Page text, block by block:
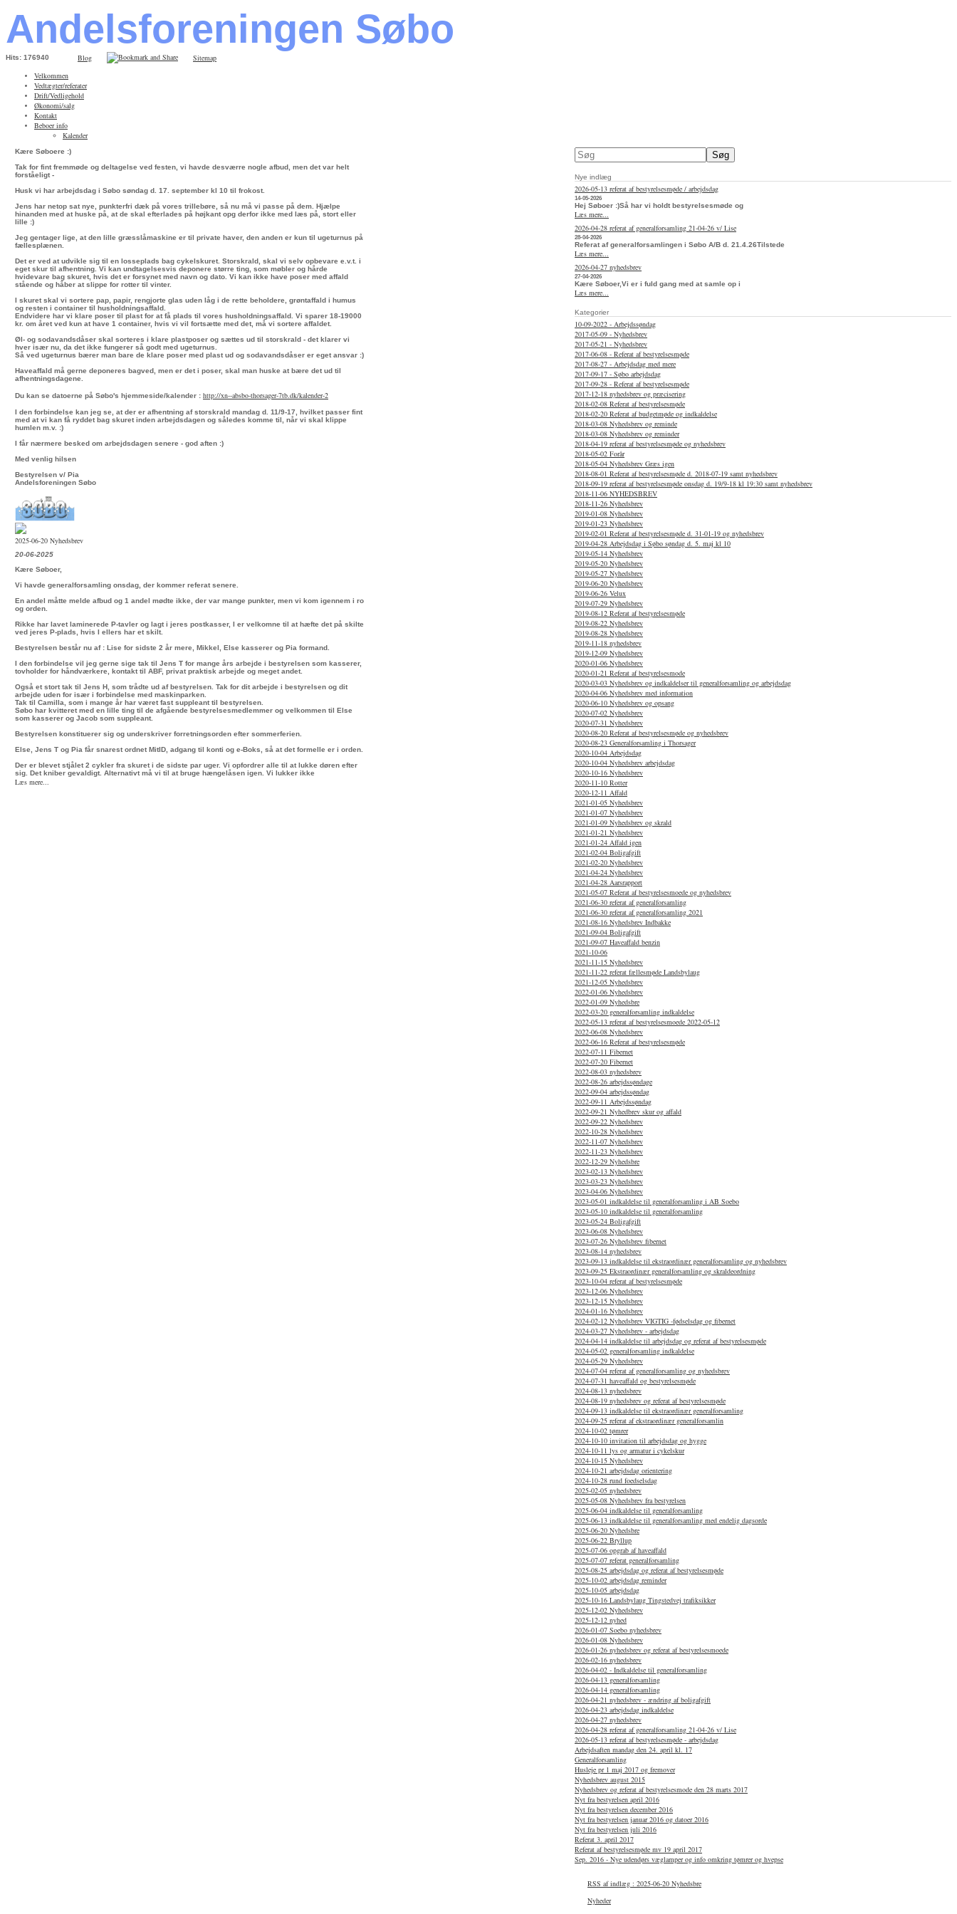
Andelsforeningen Søbo
Hits: 176940 Blog
Sitemap
Velkommen
Vedtægter/referater
Drift/Vedligehold
Økonomi/salg
Kontakt
Beboer info
Kalender
Kære Søboere :)
Tak for fint fremmøde og deltagelse ved festen, vi havde desværre nogle afbud, men det var helt
forståeligt -
Husk vi har arbejdsdag i Søbo søndag d. 17. september kl 10 til frokost.
Jens har netop sat nye, punkterfri dæk på vores trillebøre, så nu må vi passe på dem. Hjælpe
hinanden med at huske på, at de skal efterlades på højkant opg derfor ikke med læs på, stort eller
lille :)
Jeg gentager lige, at den lille græsslåmaskine er til private haver, den anden er kun til ugeturnus på
fællesplænen.
Det er ved at udvikle sig til en losseplads bag cykelskuret. Storskrald, skal vi selv opbevare e.v.t. i
eget skur til afhentning. Vi kan undtagelsesvis deponere større ting, som møbler og hårde
hvidevare bag skuret, hvis det er forsynet med navn og dato. Vi kan ikke have poser med affald
stående og håber at slippe for rotter til vinter.
I skuret skal vi sortere pap, papir, rengjorte glas uden låg i de rette beholdere, grøntaffald i humus
og resten i container til husholdningsaffald.
Endvidere har vi klare poser til plast for at få plads til vores husholdningsaffald. Vi sparer 18-19000
kr. om året ved kun at have 1 container, hvis vi vil fortsætte med det, må vi sortere affaldet.
Øl- og sodavandsdåser skal sorteres i klare plastposer og sættes ud til storskrald - det klarer vi
hver især nu, da det ikke fungerer så godt med ugeturnus.
Så ved ugeturnus bærer man bare de klare poser med plast ud og sodavandsdåser er eget ansvar :)
Haveaffald må gerne deponeres bagved, men er det i poser, skal man huske at bære det ud til
afhentningsdagene.
Du kan se datoerne på Søbo's hjemmeside/kalender : http://xn--absbo-thorsager-7tb.dk/kalender-2
I den forbindelse kan jeg se, at der er afhentning af storskrald mandag d. 11/9-17, hvilket passer fint
med at vi kan få ryddet bag skuret inden arbejdsdagen og således komme til, når vi skal klippe
humlen m.v. :)
I får nærmere besked om arbejdsdagen senere - god aften :)
Med venlig hilsen
Bestyrelsen v/ Pia
Andelsforeningen Søbo
2025-06-20 Nyhedsbrev
20-06-2025
Kære Søboer,
Vi havde generalforsamling onsdag, der kommer referat senere.
En andel måtte melde afbud og 1 andel mødte ikke, der var mange punkter, men vi kom igennem i ro
og orden.
Rikke har lavet laminerede P-tavler og lagt i jeres postkasser, I er velkomne til at hæfte det på skilte
ved jeres P-plads, hvis I ellers har et skilt.
Bestyrelsen består nu af : Lise for sidste 2 år mere, Mikkel, Else kasserer og Pia formand.
I den forbindelse vil jeg gerne sige tak til Jens T for mange års arbejde i bestyrelsen som kasserer,
tovholder for håndværkere, kontakt til ABF, privat praktisk arbejde og meget andet.
Også et stort tak til Jens H, som trådte ud af bestyrelsen. Tak for dit arbejde i bestyrelsen og dit
arbejde uden for især i forbindelse med maskinparken.
Tak til Camilla, som i mange år har været fast suppleant til bestyrelsen.
Søbo har kvitteret med en lille ting til de afgående bestyrelsesmedlemmer og velkommen til Else
som kasserer og Jacob som suppleant.
Bestyrelsen konstituerer sig og underskriver forretningsorden efter sommerferien.
Else, Jens T og Pia får snarest ordnet MitID, adgang til konti og e-Boks, så at det formelle er i orden.
Der er blevet stjålet 2 cykler fra skuret i de sidste par uger. Vi opfordrer alle til at lukke døren efter
sig. Det kniber gevaldigt. Alternativt må vi til at bruge hængelåsen igen. Vi lukker ikke
Læs mere...
Nye indlæg
2026-05-13 referat af bestyrelsesmøde / arbejdsdag
14-05-2026
Hej Søboer :)Så har vi holdt bestyrelsesmøde og
Læs mere...
2026-04-28 referat af generalforsamling 21-04-26 v/ Lise
28-04-2026
Referat af generalforsamlingen i Søbo A/B d. 21.4.26Tilstede
Læs mere...
2026-04-27 nyhedsbrev
27-04-2026
Kære Søboer,Vi er i fuld gang med at samle op i
Læs mere...
Kategorier
10-09-2022 - Arbejdssøndag
2017-05-09 - Nyhedsbrev
2017-05-21 - Nyhedsbrev
2017-06-08 - Referat af bestyrelsesmøde
2017-08-27 - Arbejdsdag med mere
2017-09-17 - Søbo arbejdsdag
2017-09-28 - Referat af bestyrelsesmøde
2017-12-18 nyhedsbrev og præcisering
2018-02-08 Referat af bestyrelsesmøde
2018-02-20 Referat af budgetmøde og indkaldelse
2018-03-08 Nyhedsbrev og reminde
2018-03-08 Nyhedsbrev og reminder
2018-04-19 referat af bestyrelsesmøde og nyhedsbrev
2018-05-02 Forår
2018-05-04 Nyhedsbrev Græs igen
2018-08-01 Referat af bestyrelsesmøde d. 2018-07-19 samt nyhedsbrev
2018-09-19 referat af bestyrelsesmøde onsdag d. 19/9-18 kl 19:30 samt nyhedsbrev
2018-11-06 NYHEDSBREV
2018-11-26 Nyhedsbrev
2019-01-08 Nyhedsbrev
2019-01-23 Nyhedsbrev
2019-02-01 Referat af bestyrelsesmøde d. 31-01-19 og nyhedsbrev
2019-04-28 Arbejdsdag i Søbo søndag d. 5. maj kl 10
2019-05-14 Nyhedsbrev
2019-05-20 Nyhedsbrev
2019-05-27 Nyhedsbrev
2019-06-20 Nyhedsbrev
2019-06-26 Velux
2019-07-29 Nyhedsbrev
2019-08-12 Referat af bestyrelsesmøde
2019-08-22 Nyhedsbrev
2019-08-28 Nyhedsbrev
2019-11-18 nyhedsbrev
2019-12-09 Nyhedsbrev
2020-01-06 Nyhedsbrev
2020-01-21 Referat af bestyrelsesmode
2020-03-03 Nyhedsbrev og indkaldelser til generalforsamling og arbejdsdag
2020-04-06 Nyhedsbrev med information
2020-06-10 Nyhedsbrev og opsang
2020-07-02 Nyhedsbrev
2020-07-31 Nyhedsbrev
2020-08-20 Referat af bestyrelsesmøde og nyhedsbrev
2020-08-23 Generalforsamling i Thorsager
2020-10-04 Arbejdsdag
2020-10-04 Nyhedsbrev arbejdsdag
2020-10-16 Nyhedsbrev
2020-11-10 Rotter
2020-12-11 Affald
2021-01-05 Nyhedsbrev
2021-01-07 Nyhedsbrev
2021-01-09 Nyhedsbrev og skrald
2021-01-21 Nyhedsbrev
2021-01-24 Affald igen
2021-02-04 Boligafgift
2021-02-20 Nyhedsbrev
2021-04-24 Nyhedsbrev
2021-04-28 Aarsrapport
2021-05-07 Referat af bestyrelsesmoede og nyhedsbrev
2021-06-30 referat af generalforsamling
2021-06-30 referat af generalforsamling 2021
2021-08-16 Nyhedsbrev Indbakke
2021-09-04 Boligafgift
2021-09-07 Haveaffald benzin
2021-10-06
2021-11-15 Nyhedsbrev
2021-11-22 referat fællesmøde Landsbylaug
2021-12-05 Nyhedsbrev
2022-01-06 Nyhedsbrev
2022-01-09 Nyhedsbre
2022-03-20 generalforsamling indkaldelse
2022-05-13 referat af bestyrelsesmoede 2022-05-12
2022-06-08 Nyhedsbrev
2022-06-16 Referat af bestyrelsesmøde
2022-07-11 Fibernet
2022-07-20 Fibernet
2022-08-03 nyhedsbrev
2022-08-26 arbejdssøndage
2022-09-04 arbejdssøndag
2022-09-11 Arbejdssøndag
2022-09-21 Nyhedbrev skur og affald
2022-09-22 Nyhedsbrev
2022-10-28 Nyhedsbrev
2022-11-07 Nyhedsbrev
2022-11-23 Nyhedsbrev
2022-12-29 Nyhedsbre
2023-02-13 Nyhedsbrev
2023-03-23 Nyhedsbrev
2023-04-06 Nyhedsbrev
2023-05-01 indkaldelse til generalforsamling i AB Soebo
2023-05-10 indkaldelse til generalforsamling
2023-05-24 Boligafgift
2023-06-08 Nyhedsbrev
2023-07-26 Nyhedsbrev fibernet
2023-08-14 nyhedsbrev
2023-09-13 indkaldelse til ekstraordinær generalforsamling og nyhedsbrev
2023-09-25 Ekstraordinær generalforsamling og skraldeordning
2023-10-04 referat af bestyrelsesmøde
2023-12-06 Nyhedsbrev
2023-12-15 Nyhedsbrev
2024-01-16 Nyhedsbrev
2024-02-12 Nyhedsbrev VIGTIG -fødselsdag og fibernet
2024-03-27 Nyhedsbrev - arbejdsdag
2024-04-14 indkaldelse til arbejdsdag og referat af bestyrelsesmøde
2024-05-02 generalforsamling indkaldelse
2024-05-29 Nyhedsbrev
2024-07-04 referat af generalforsamling og nyhedsbrev
2024-07-31 haveaffald og bestyrelsesmøde
2024-08-13 nyhedsbrev
2024-08-19 nyhedsbrev og referat af bestyrelsesmøde
2024-09-13 indkaldelse til ekstraordinær generalforsamling
2024-09-25 referat af ekstraordinær generalforsamlin
2024-10-02 tømrer
2024-10-10 invitation til arbejdsdag og hygge
2024-10-11 lys og armatur i cykelskur
2024-10-15 Nyhedsbrev
2024-10-21 arbejdsdag orientering
2024-10-28 rund foedselsdag
2025-02-05 nyhedsbrev
2025-05-08 Nyhedsbrev fra bestyrelsen
2025-06-04 indkaldelse til generalforsamling
2025-06-13 indkaldelse til generalforsamling med endelig dagsorde
2025-06-20 Nyhedsbre
2025-06-22 Bryllup
2025-07-06 opgrab af haveaffald
2025-07-07 referat generalforsamling
2025-08-25 arbejdsdag og referat af bestyrelsesmøde
2025-10-02 arbejdsdag reminder
2025-10-05 arbejdsdag
2025-10-16 Landsbylaug Tingstedvej trafiksikker
2025-12-02 Nyhedsbrev
2025-12-12 nyhed
2026-01-07 Soebo nyhedsbrev
2026-01-08 Nyhedsbrev
2026-01-26 nyhedsbrev og referat af bestyrelsesmoede
2026-02-16 nyhedsbrev
2026-04-02 - Indkaldelse til generalforsamling
2026-04-13 generalforsamling
2026-04-14 generalforsamling
2026-04-21 nyhedsbrev - ændring af boligafgift
2026-04-23 arbejdsdag indkaldelse
2026-04-27 nyhedsbrev
2026-04-28 referat af generalforsamling 21-04-26 v/ Lise
2026-05-13 referat af bestyrelsesmøde - arbejdsdag
Arbejdsaften mandag den 24. april kl. 17
Generalforsamling
Husleje pr 1 maj 2017 og fremover
Nyhedsbrev august 2015
Nyhedsbrev og referat af bestyrelsesmode den 28 marts 2017
Nyt fra bestyrelsen april 2016
Nyt fra bestyrelsen december 2016
Nyt fra bestyrelsen januar 2016 og datoer 2016
Nyt fra bestyrelsen juli 2016
Referat 3. april 2017
Referat af bestyrelsesmøde mv 19 april 2017
Sep. 2016 - Nye udendørs væglamper og info omkring tømrer og hvepse
RSS af indlæg : 2025-06-20 Nyhedsbre
Nyheder